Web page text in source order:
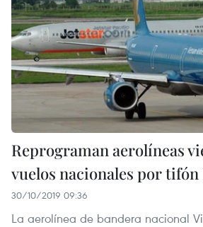
Reprograman aerolíneas
vuelos nacionales por
30/10/2019 09:36
La aerolínea de bandera nacional